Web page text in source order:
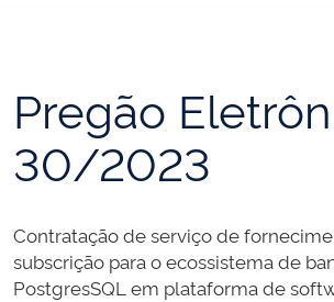
Pregão
30/2023
Contratação de serviço de
subscrição para o ecossistema de
PostgresSQL em plataforma de